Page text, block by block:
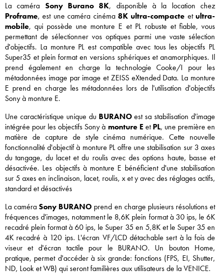
La caméra Sony Burano 8K, disponible à la location chez
Proframe, est une caméra cinéma 8K ultra-compacte etultra-
mobile, qui possède une monture E et PL robuste et fiable, vous
permettant de sélectionner vos optiques parmi une vaste sélection
d'objectifs. La monture PL est compatible avec tous les objectifs PL
Super35 et plein format en versions sphériques et anamorphiques. Il
prend également en charge la technologie Cooke/I pour les
métadonnées image par image et ZEISS eXtended Data. La monture
E prend en charge les métadonnées lors de l'utilisation d'objectifs
Sony à monture E.
Une caractéristique unique du BURANOest sa stabilisation d'image
intégrée pour les objectifs Sony à monture EetPL, une première en
matière de capture de style cinéma numérique. Cette nouvelle
fonctionnalité d'objectif à monture PL offre une stabilisation sur 3 axes
du tangage, du lacet et du roulis avec des options haute, basse et
désactivée. Les objectifs à monture E bénéficient d'une stabilisation
sur 5 axes en inclinaison, lacet, roulis, x et y avec des réglages actifs,
standard et désactivés
La caméraSony BURANO prend en charge plusieurs résolutions et
fréquences d'images, notamment le 8,6K plein format à 30 ips, le 6K
recadré plein format à 60 ips, le Super 35 en 5,8K et le Super 35 en
4K recadré à 120 ips. L'écran VF/LCD détachable sert à la fois de
viseur et d'écran tactile pour le BURANO. Un bouton Home,
pratique, permet d'accéder à six grande: fonctions (FPS, EI, Shutter,
ND, Look et WB) qui seront familières aux utilisateurs de la VENICE.